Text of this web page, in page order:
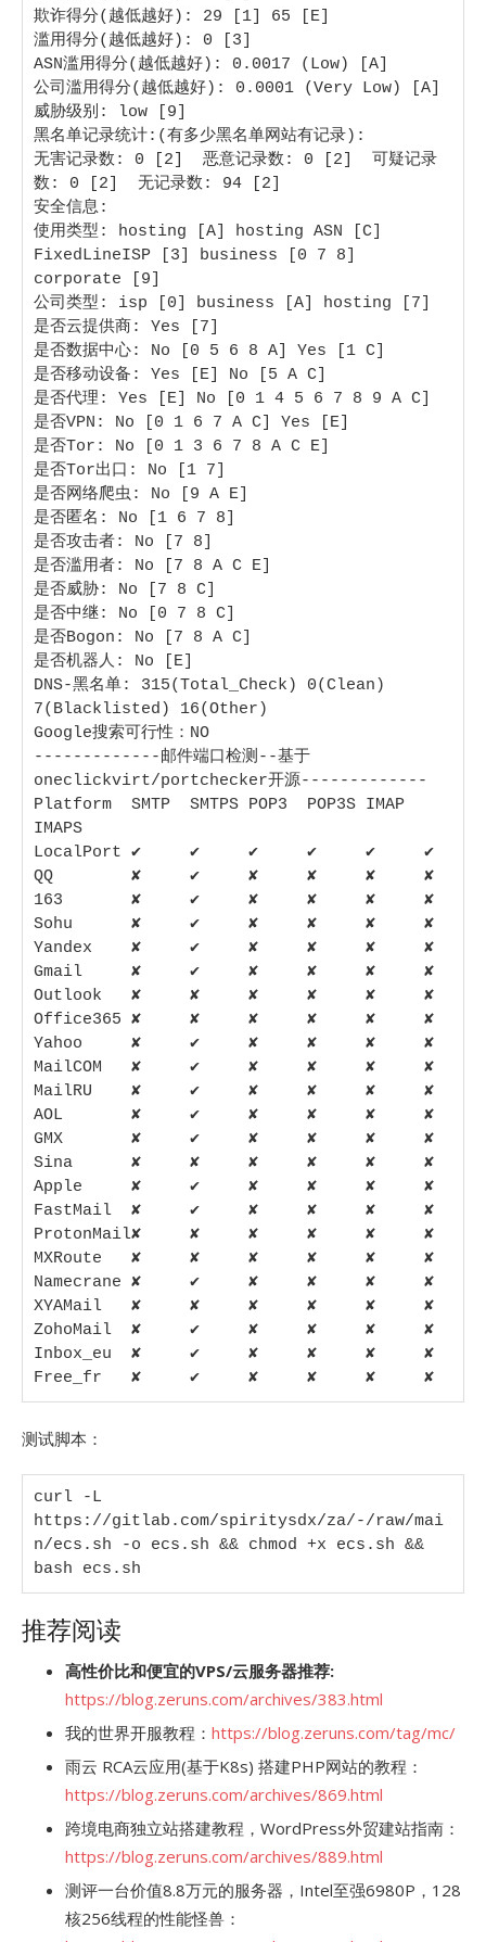
欺诈得分(越低越好): 29 [1] 65 [E]
滥用得分(越低越好): 0 [3]
ASN滥用得分(越低越好): 0.0017 (Low) [A]
公司滥用得分(越低越好): 0.0001 (Very Low) [A]
威胁级别: low [9]
黑名单记录统计:(有多少黑名单网站有记录):
无害记录数: 0 [2]  恶意记录数: 0 [2]  可疑记录
数: 0 [2]  无记录数: 94 [2]
安全信息:
使用类型: hosting [A] hosting ASN [C]
FixedLineISP [3] business [0 7 8]
corporate [9]
公司类型: isp [0] business [A] hosting [7]
是否云提供商: Yes [7]
是否数据中心: No [0 5 6 8 A] Yes [1 C]
是否移动设备: Yes [E] No [5 A C]
是否代理: Yes [E] No [0 1 4 5 6 7 8 9 A C]
是否VPN: No [0 1 6 7 A C] Yes [E]
是否Tor: No [0 1 3 6 7 8 A C E]
是否Tor出口: No [1 7]
是否网络爬虫: No [9 A E]
是否匿名: No [1 6 7 8]
是否攻击者: No [7 8]
是否滥用者: No [7 8 A C E]
是否威胁: No [7 8 C]
是否中继: No [0 7 8 C]
是否Bogon: No [7 8 A C]
是否机器人: No [E]
DNS-黑名单: 315(Total_Check) 0(Clean)
7(Blacklisted) 16(Other)
Google搜索可行性：NO
-------------邮件端口检测--基于
oneclickvirt/portchecker开源-------------
Platform  SMTP  SMTPS POP3  POP3S IMAP
IMAPS
LocalPort ✔     ✔     ✔     ✔     ✔     ✔
QQ        ✘     ✔     ✘     ✘     ✘     ✘
163       ✘     ✔     ✘     ✘     ✘     ✘
Sohu      ✘     ✔     ✘     ✘     ✘     ✘
Yandex    ✘     ✔     ✘     ✘     ✘     ✘
Gmail     ✘     ✔     ✘     ✘     ✘     ✘
Outlook   ✘     ✘     ✘     ✘     ✘     ✘
Office365 ✘     ✘     ✘     ✘     ✘     ✘
Yahoo     ✘     ✔     ✘     ✘     ✘     ✘
MailCOM   ✘     ✔     ✘     ✘     ✘     ✘
MailRU    ✘     ✔     ✘     ✘     ✘     ✘
AOL       ✘     ✔     ✘     ✘     ✘     ✘
GMX       ✘     ✔     ✘     ✘     ✘     ✘
Sina      ✘     ✘     ✘     ✘     ✘     ✘
Apple     ✘     ✔     ✘     ✘     ✘     ✘
FastMail  ✘     ✔     ✘     ✘     ✘     ✘
ProtonMail✘     ✘     ✘     ✘     ✘     ✘
MXRoute   ✘     ✘     ✘     ✘     ✘     ✘
Namecrane ✘     ✔     ✘     ✘     ✘     ✘
XYAMail   ✘     ✘     ✘     ✘     ✘     ✘
ZohoMail  ✘     ✔     ✘     ✘     ✘     ✘
Inbox_eu  ✘     ✔     ✘     ✘     ✘     ✘
Free_fr   ✘     ✔     ✘     ✘     ✘     ✘
测试脚本：
curl -L
https://gitlab.com/spiritysdx/za/-/raw/mai
n/ecs.sh -o ecs.sh && chmod +x ecs.sh &&
bash ecs.sh
推荐阅读
高性价比和便宜的VPS/云服务器推荐:
https://blog.zeruns.com/archives/383.html
我的世界开服教程： https://blog.zeruns.com/tag/mc/
雨云 RCA云应用(基于K8s) 搭建PHP网站的教程：
https://blog.zeruns.com/archives/869.html
跨境电商独立站搭建教程，WordPress外贸建站指南：
https://blog.zeruns.com/archives/889.html
测评一台价值8.8万元的服务器，Intel至强6980P，128
核256线程的性能怪兽：